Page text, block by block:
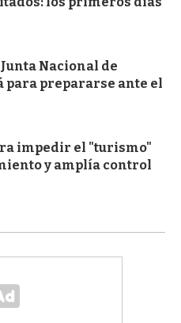
Nacional de
prepararse ante el
impedir el "turismo"
y amplía control